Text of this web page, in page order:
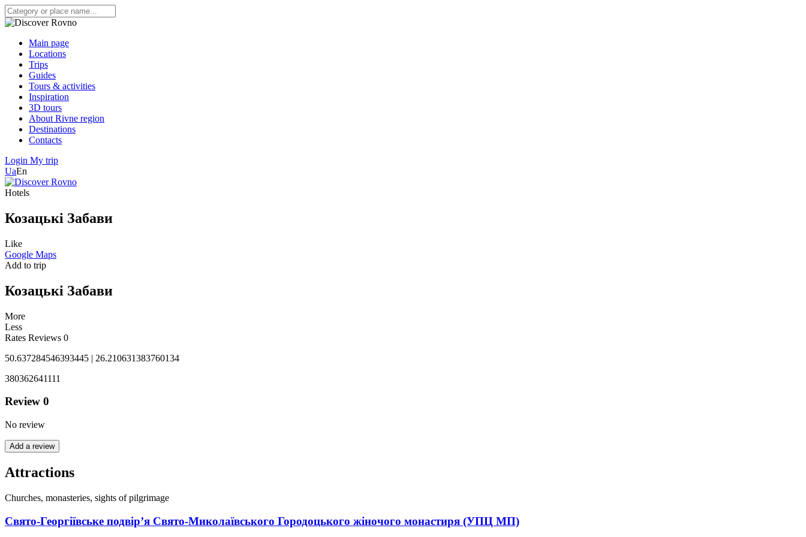
Main page
Locations
Trips
Guides
Tours & activities
Inspiration
3D tours
About Rivne region
Destinations
Contacts
Login My trip
UaEn
Hotels
Козацькі Забави
Like
Google Maps
Add to trip
Козацькі Забави
More
Less
Rates Reviews 0
50.637284546393445 | 26.210631383760134
380362641111
Review 0
No review
Add a review
Attractions
Churches, monasteries, sights of pilgrimage
Свято-Георгіївське подвір’я Свято-Миколаївського Городоцького жіночого монастиря (УПЦ МП)